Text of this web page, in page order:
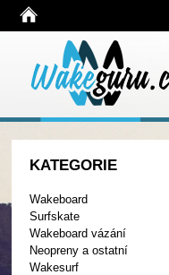
KATEGORIE
Wakeboard
Surfskate
Wakeboard vázání
Neopreny a ostatní
Wakesurf